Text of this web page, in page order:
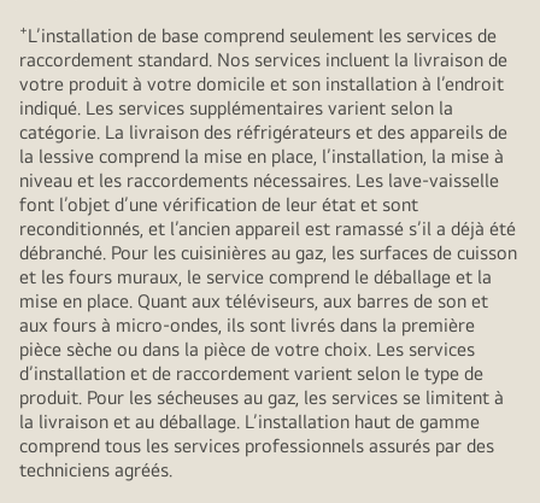
+L’installation de base comprend seulement les services de
raccordement standard. Nos services incluent la livraison de
votre produit à votre domicile et son installation à l’endroit
indiqué. Les services supplémentaires varient selon la
catégorie. La livraison des réfrigérateurs et des appareils de
la lessive comprend la mise en place, l’installation, la mise à
niveau et les raccordements nécessaires. Les lave-vaisselle
font l’objet d’une vérification de leur état et sont
reconditionnés, et l’ancien appareil est ramassé s’il a déjà été
débranché. Pour les cuisinières au gaz, les surfaces de cuisson
et les fours muraux, le service comprend le déballage et la
mise en place. Quant aux téléviseurs, aux barres de son et
aux fours à micro-ondes, ils sont livrés dans la première
pièce sèche ou dans la pièce de votre choix. Les services
d’installation et de raccordement varient selon le type de
produit. Pour les sécheuses au gaz, les services se limitent à
la livraison et au déballage. L’installation haut de gamme
comprend tous les services professionnels assurés par des
techniciens agréés.